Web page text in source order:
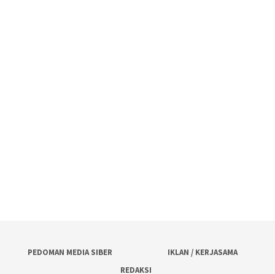
PEDOMAN MEDIA SIBER
IKLAN / KERJASAMA
REDAKSI